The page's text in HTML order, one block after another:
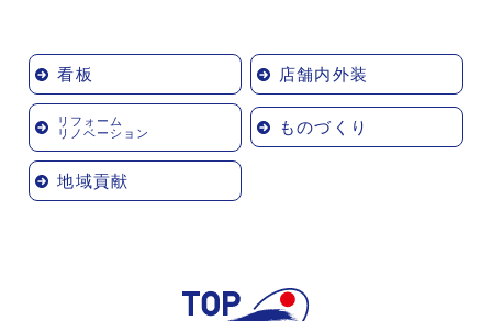
看板 店舗内外装
リフォーム
リノベーション
ものづくり
地域貢献